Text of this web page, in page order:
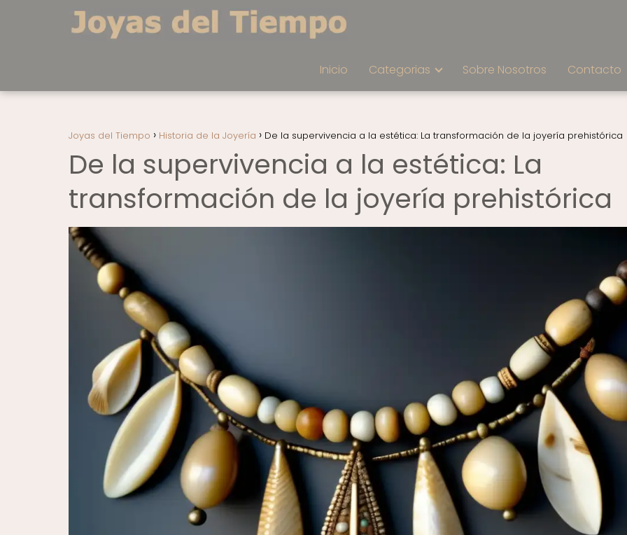
Inicio Categorias Sobre Nosotros Contacto
Joyas del Tiempo Historia de la Joyería De la supervivencia a la estética: La transformación de la joyería prehistórica
De la supervivencia a la estética: La
transformación de la joyería prehistórica